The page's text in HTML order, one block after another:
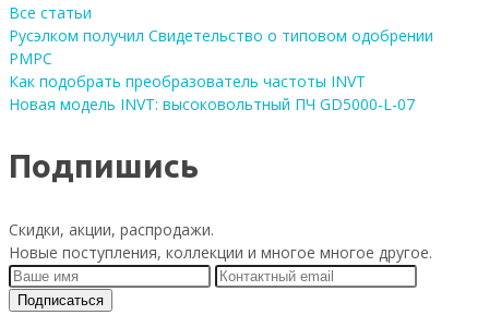
Все статьи
Русэлком получил Свидетельство о типовом одобрении
РМРС
Как подобрать преобразователь частоты INVT
Новая модель INVT: высоковольтный ПЧ GD5000-L-07
Подпишись
Скидки, акции, распродажи.
Новые поступления, коллекции и многое многое другое.
Подписаться